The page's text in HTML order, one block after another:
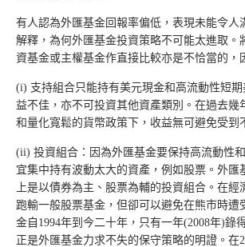
有人認為外匯基金回報率偏低，表現未能令人
解釋，為何外匯基金投資策略不可能太進取。
資基金或主權基金作直接比較亦是不恰當的，
(i) 支持組合只能持有美元現金和高流動性短
益不佳，亦不可投資其他資產類別。在過去幾
和量化寬鬆的貨幣政策下，收益無可避免受到
(ii) 投資組合：因為外匯基金要保持高流動性
宜集中持有波動太大的資產，例如股票。外匯
上是以債券為主、股票為輔的投資組合。在
跑輸一般股票基金，但卻可以避免在熊市時遭
金自1994年到今二十年，只有一年(2008年)錄
正是外匯基金力求不失的保守策略的明證。在